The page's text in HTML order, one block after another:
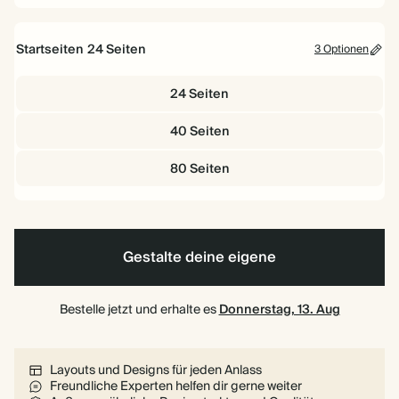
Startseiten 24Seiten 3 Optionen
24 Seiten
40 Seiten
80 Seiten
Gestalte deine eigene
Bestelle jetzt und erhalte esDonnerstag, 13. Aug
Layouts und Designs für jeden Anlass
Freundliche Experten helfen dir gerne weiter